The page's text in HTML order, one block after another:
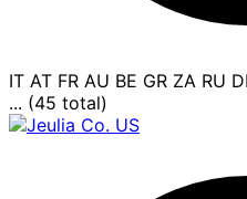
IT AT FR AU BE GR ZA RU
... (45 total)